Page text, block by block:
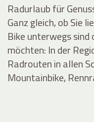
Radurlaub für
Ganz gleich, ob Sie
Bike unterwegs
möchten: In der
Radrouten in allen
Mountainbike,